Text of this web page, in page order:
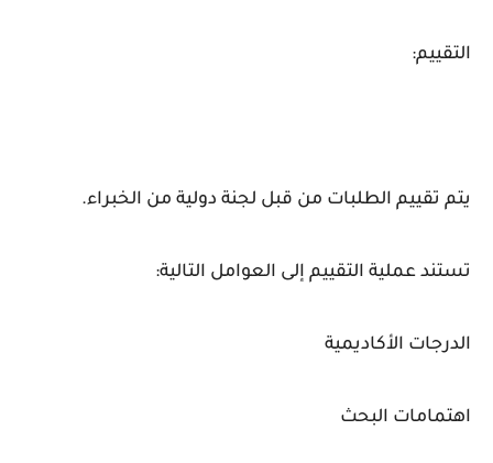
التقييم:
يتم تقييم الطلبات من قبل لجنة دولية من الخبراء.
تستند عملية التقييم إلى العوامل التالية:
الدرجات الأكاديمية
اهتمامات البحث